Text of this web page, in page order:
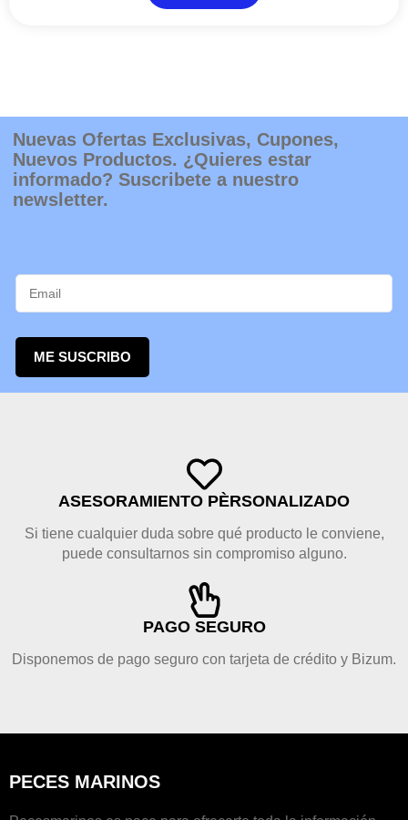
Nuevas Ofertas Exclusivas, Cupones,
Nuevos Productos. ¿Quieres estar
informado? Suscribete a nuestro
newsletter.
ME SUSCRIBO
ASESORAMIENTO PÈRSONALIZADO
Si tiene cualquier duda sobre qué producto le conviene,
puede consultarnos sin compromiso alguno.
PAGO SEGURO
Disponemos de pago seguro con tarjeta de crédito y Bizum.
PECES MARINOS